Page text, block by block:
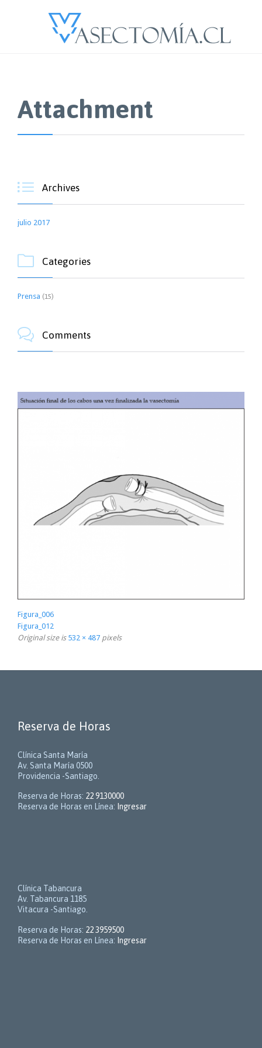
Attachment
 Archives
julio 2017
 Categories
Prensa (15)
 Comments
Figura_006
Figura_012
Original size is 532 × 487 pixels
Reserva de Horas
Clínica Santa María
Av. Santa María 0500
Providencia -Santiago.
Reserva de Horas: 22 9130000
Reserva de Horas en Línea: Ingresar
Clínica Tabancura
Av. Tabancura 1185
Vitacura -Santiago.
Reserva de Horas: 22 3959500
Reserva de Horas en Línea: Ingresar